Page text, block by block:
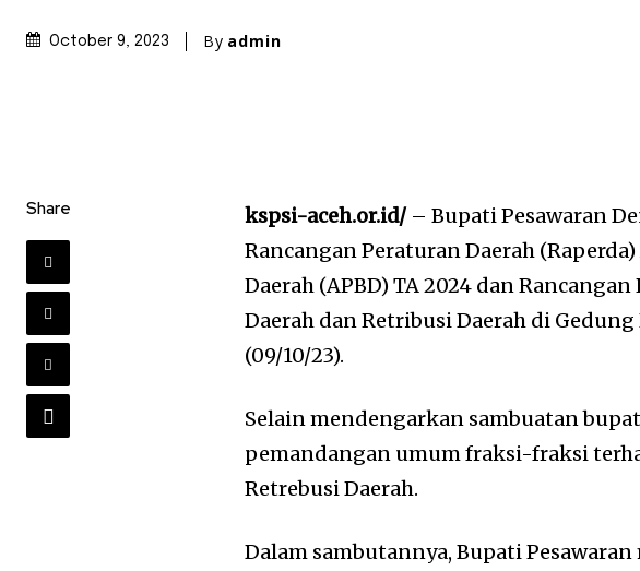
October 9, 2023 By admin
Share kspsi-aceh.or.id/– Bupati Pesawaran
Rancangan Peraturan Daerah
Daerah (APBD) TA 2024 dan
Daerah dan Retribusi Daerah di
(09/10/23).
Selain mendengarkan sambuatan
pemandangan umum fraksi-fraksi
Retrebusi Daerah.
Dalam sambutannya, Bupati